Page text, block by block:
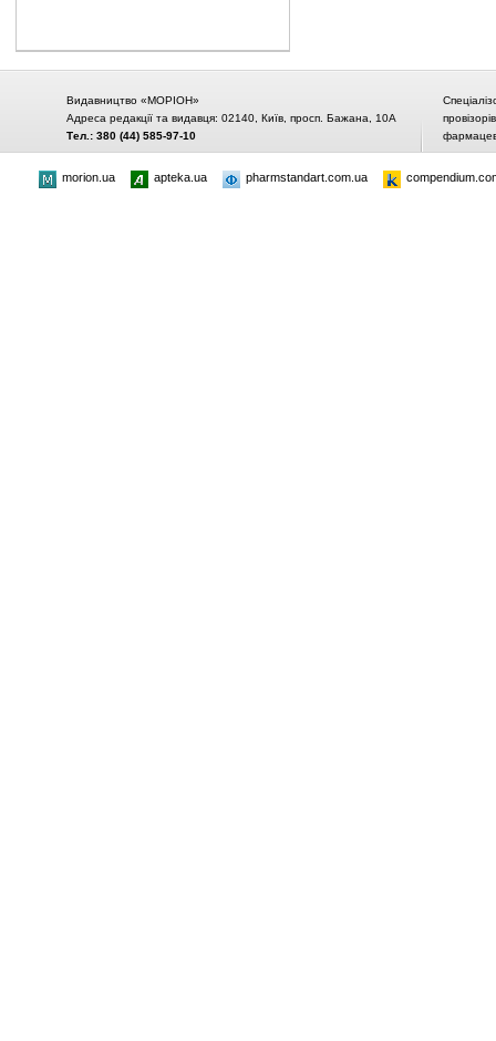
Видавництво «МОРІОН»
Адреса редакції та видавця: 02140, Київ, просп. Бажана, 10А
Тел.: 380 (44) 585-97-10
morion.ua apteka.ua pharmstandart.com.ua